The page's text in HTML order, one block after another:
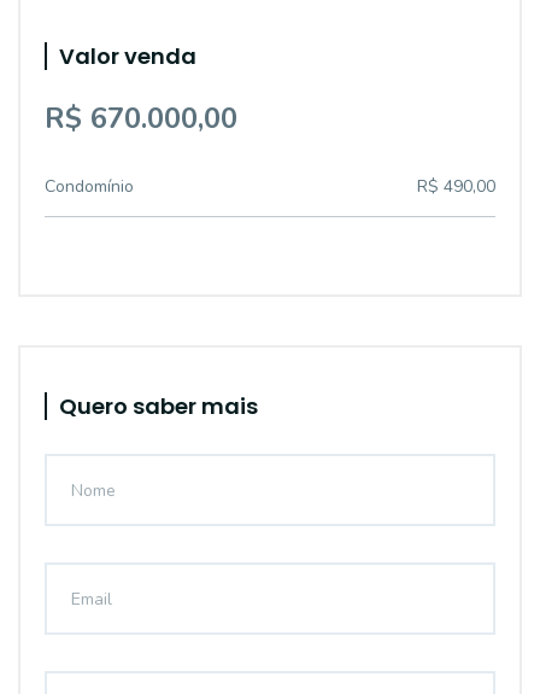
Valor venda
R$ 670.000,00
Condomínio R$ 490,00
Quero saber mais